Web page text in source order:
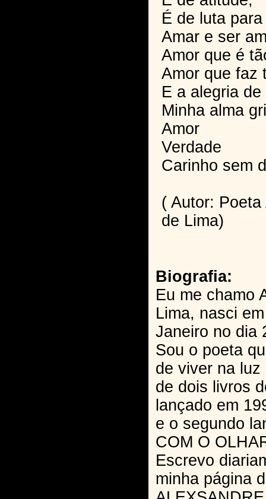
É de luta
Amar e ser
Amor que é
Amor que faz
E a alegria
Minha alma
Amor
Verdade
Carinho sem
( Autor:
de Lima)
Biografia:
Eu me chamo
Lima, nasci
Janeiro no dia
Sou o poeta
de viver na luz
de dois livros
lançado em
e o segundo
COM O
Escrevo
minha página